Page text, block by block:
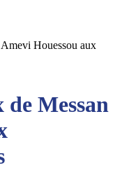
Houessou aux
Messan